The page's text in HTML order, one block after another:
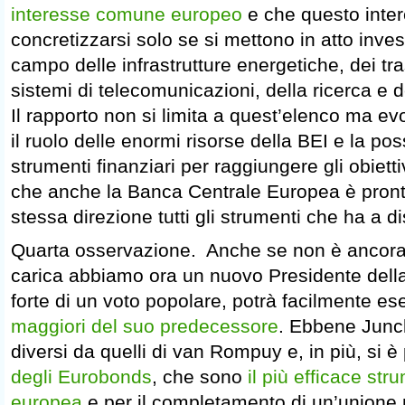
interesse comune europeo e che questo
concretizzarsi solo se si mettono in atto
campo delle infrastrutture energetiche, dei
sistemi di telecomunicazioni, della ricerca e
Il rapporto non si limita a quest’elenco ma
il ruolo delle enormi risorse della BEI e la
strumenti finanziari per raggiungere gli
che anche la Banca Centrale Europea è
stessa direzione tutti gli strumenti che ha a
Quarta osservazione. Anche se non è
carica abbiamo ora un nuovo Presidente
forte di un voto popolare, potrà facilmente
maggiori del suo predecessore. Ebbene
diversi da quelli di van Rompuy e, in più, si
degli Eurobonds, che sono il più efficace